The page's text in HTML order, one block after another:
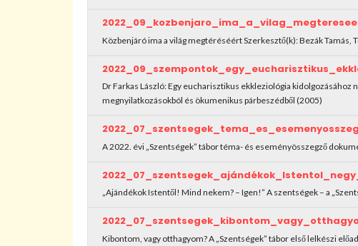
Közbenjáró ima a világ megtéréséért Szerkesztő(k): Bezák Tamás,
Dr Farkas László: Egy eucharisztikus ekkleziológia
megnyilatkozásokból és ökumenikus párbeszédből (2005)
A 2022. évi „Szentségek” tábor téma- és eseményösszegző
„Ajándékok Istentől! Mind nekem? – Igen!” A szentségek – a
Kibontom, vagy otthagyom? A „Szentségek” tábor első lelkészi